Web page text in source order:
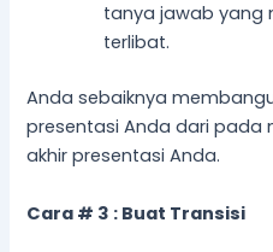
tanya jawab yang
terlibat.
Anda sebaiknya
presentasi Anda dari pada
akhir presentasi Anda.
Cara # 3 : Buat Transisi